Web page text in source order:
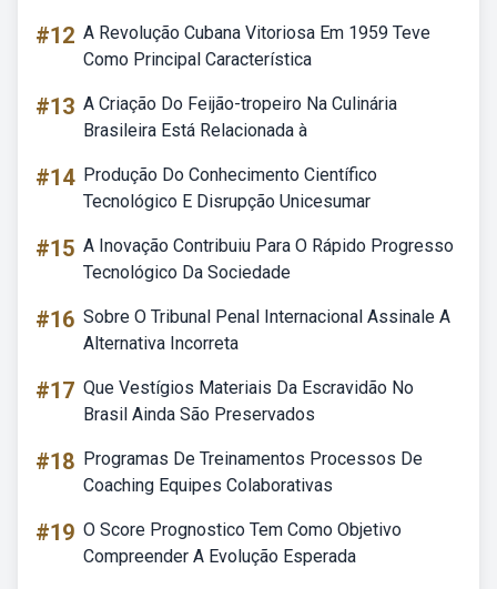
#12 A Revolução Cubana Vitoriosa Em 1959 Teve
Como Principal Característica
#13 A Criação Do Feijão-tropeiro Na Culinária
Brasileira Está Relacionada à
#14 Produção Do Conhecimento Científico
Tecnológico E Disrupção Unicesumar
#15 A Inovação Contribuiu Para O Rápido Progresso
Tecnológico Da Sociedade
#16 Sobre O Tribunal Penal Internacional Assinale A
Alternativa Incorreta
#17 Que Vestígios Materiais Da Escravidão No
Brasil Ainda São Preservados
#18 Programas De Treinamentos Processos De
Coaching Equipes Colaborativas
#19 O Score Prognostico Tem Como Objetivo
Compreender A Evolução Esperada